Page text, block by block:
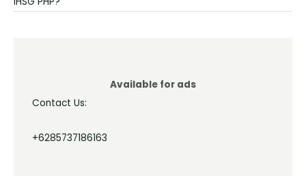
Available for ads
Contact Us:
+6285737186163